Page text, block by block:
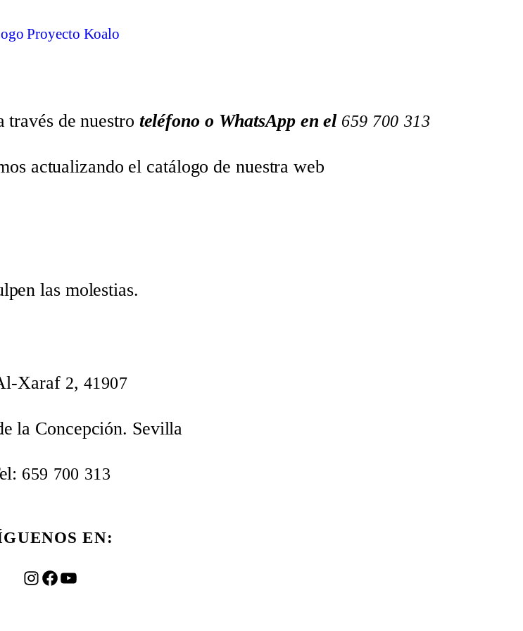
través de nuestro teléfono o WhatsApp en el 659 700 313
actualizando el catálogo de nuestra web
las molestias.
Xaraf 2, 41907
la Concepción. Sevilla
659 700 313
EN:
Instagram
Facebook
YouTube